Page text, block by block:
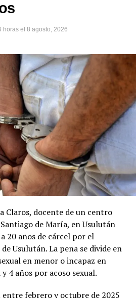
X
horas el 8 agosto, 2026
Claros, docente de un centro
de María, en Usulután
20 años de cárcel por el
Usulután. La pena se divide en
en menor o incapaz en
4 años por acoso sexual.
febrero y octubre de 2025